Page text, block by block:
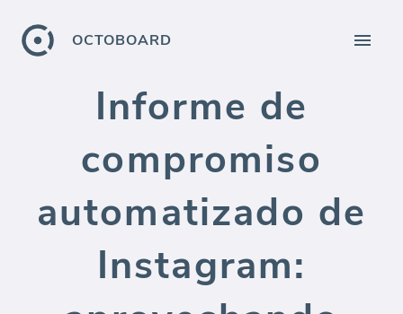
OCTOBOARD
Informe de
compromiso
automatizado de
Instagram: